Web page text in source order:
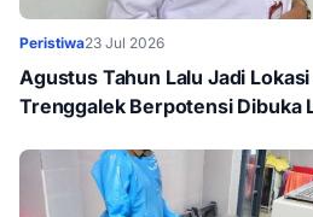
Peristiwa23 Jul 2026
Agustus Tahun Lalu Jadi
Trenggalek Berpotensi Dibuka